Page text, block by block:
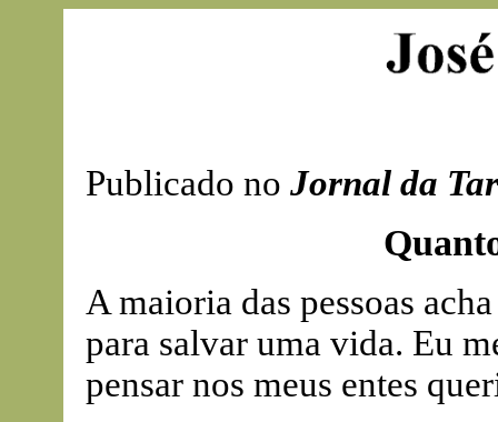
Publicado no Jornal da
A maioria das pessoas
para salvar uma vida. Eu
pensar nos meus entes